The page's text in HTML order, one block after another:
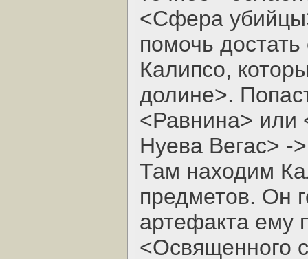
<Сфера
помочь
Калипсо,
долине>.
<Равнина> или
Нуева Вегас> -
Там находим
предметов. Он
артефакта ему
<Освященного